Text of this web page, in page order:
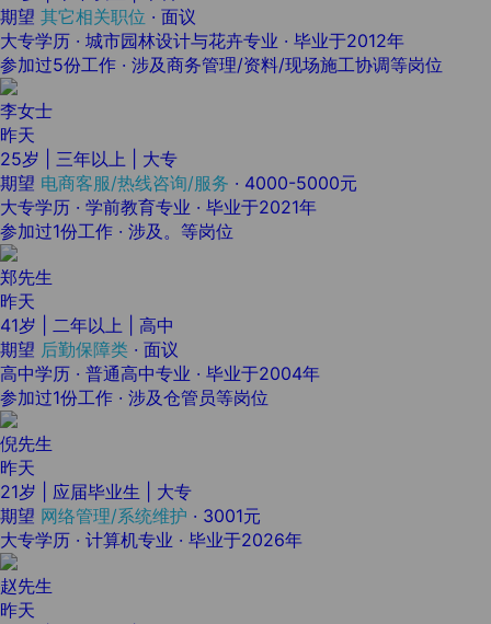
期望 其它相关职位 · 面议
大专学历 · 城市园林设计与花卉专业 · 毕业于2012年
参加过5份工作 · 涉及商务管理/资料/现场施工协调等岗位
李女士
昨天
25岁 | 三年以上 | 大专
期望 电商客服/热线咨询/服务 · 4000-5000元
大专学历 · 学前教育专业 · 毕业于2021年
参加过1份工作 · 涉及。等岗位
郑先生
昨天
41岁 | 二年以上 | 高中
期望 后勤保障类 · 面议
高中学历 · 普通高中专业 · 毕业于2004年
参加过1份工作 · 涉及仓管员等岗位
倪先生
昨天
21岁 | 应届毕业生 | 大专
期望 网络管理/系统维护 · 3001元
大专学历 · 计算机专业 · 毕业于2026年
赵先生
昨天